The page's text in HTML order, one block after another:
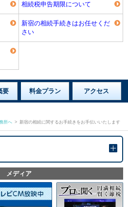
相続税申告期限について
新宿の相続手続きはお任せくだ
さい
要 料金プラン アクセス
所へ > 新宿の相続に関するお手続きをお手伝いいたします
メディア